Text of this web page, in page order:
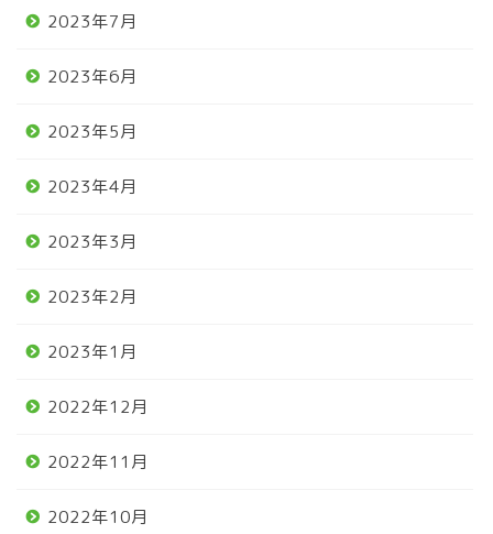
2023年7月
2023年6月
2023年5月
2023年4月
2023年3月
2023年2月
2023年1月
2022年12月
2022年11月
2022年10月